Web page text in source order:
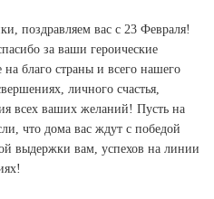
поздравляем вас с 23 Февраля!
за ваши героические
благо страны и всего нашего
личного счастья,
всех ваших желаний! Пусть на
что дома вас ждут с победой
выдержки вам, успехов на линии